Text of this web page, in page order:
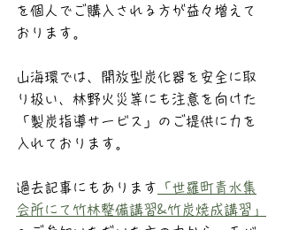
を個人でご購入される方が益々増えて
おります。
山海環では、開放型炭化器を安全に取
り扱い、林野火災等にも注意を向けた
「製炭指導サービス」のご提供に力を
入れております。
過去記事にもあります
「世羅町青水集
会所にて竹林整備講習&竹炭焼成講習」